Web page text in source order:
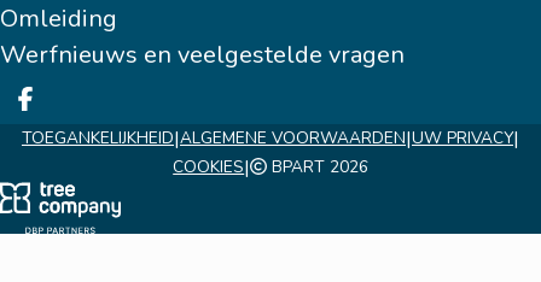
Omleiding
Werfnieuws en veelgestelde vragen
Deel op facebook
TOEGANKELIJKHEID|ALGEMENE VOORWAARDEN|UW PRIVACY|
COOKIES| BPART 2026